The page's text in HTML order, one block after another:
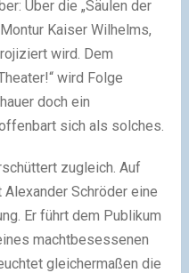
Über die „Säulen der
Kaiser Wilhelms,
wird. Dem
wird Folge
doch ein
sich als solches.
zugleich. Auf
Schröder eine
Er führt dem Publikum
machtbesessenen
gleichermaßen die